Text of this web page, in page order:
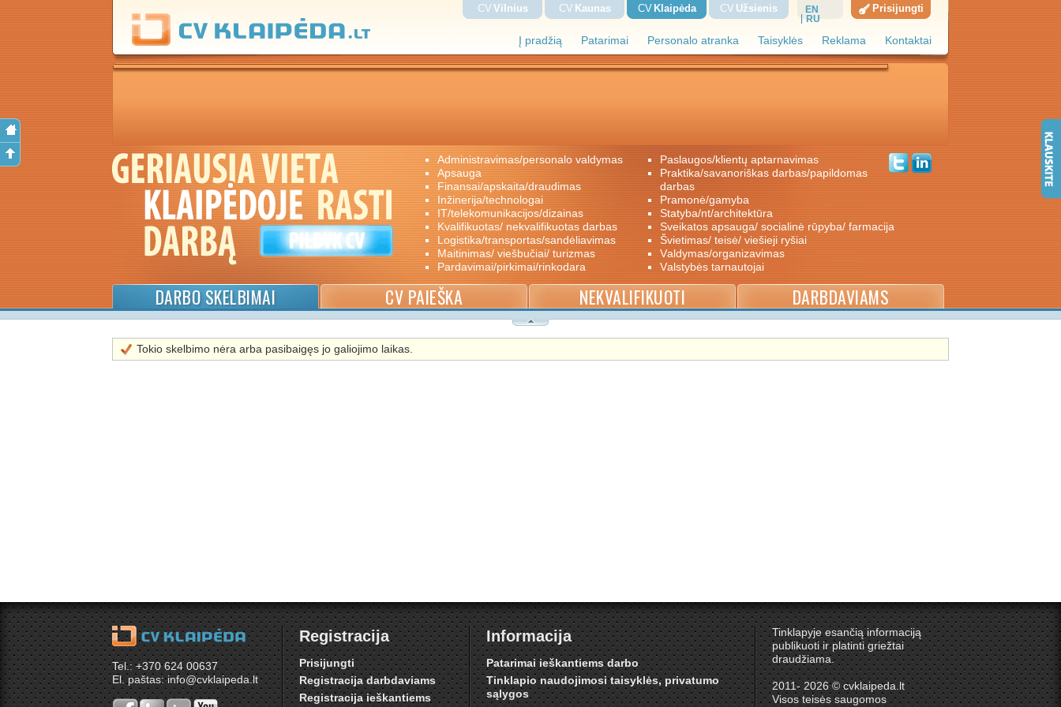
Į pradžią Patarimai Personalo atranka Taisyklės Reklama Kontaktai
CV Vilnius CV Kaunas CV Klaipėda CV Užsienis
EN
RU
Prisijungti
administravimas/personalo valdymas
apsauga
finansai/apskaita/draudimas
inžinerija/technologai
IT/telekomunikacijos/dizainas
kvalifikuotas/ nekvalifikuotas darbas
logistika/transportas/sandėliavimas
maitinimas/ viešbučiai/ turizmas
pardavimai/pirkimai/rinkodara
paslaugos/klientų aptarnavimas
praktika/savanoriškas darbas/papildomas
darbas
pramonė/gamyba
statyba/nt/architektūra
sveikatos apsauga/ socialinė rūpyba/ farmacija
švietimas/ teisė/ viešieji ryšiai
valdymas/organizavimas
valstybės tarnautojai
DARBO SKELBIMAI CV PAIEŠKA NEKVALIFIKUOTI DARBDAVIAMS
Tokio skelbimo nėra arba pasibaigęs jo galiojimo laikas.
Tel.: +370 624 00637
El. paštas: info@cvklaipeda.lt
Registracija
Prisijungti
Registracija darbdaviams
Registracija ieškantiems
Informacija
Patarimai ieškantiems darbo
Tinklapio naudojimosi taisyklės, privatumo
sąlygos
Tinklapyje esančią informaciją
publikuoti ir platinti griežtai
draudžiama.
2011- 2026 © cvklaipeda.lt
Visos teisės saugomos